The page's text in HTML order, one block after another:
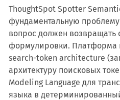
ThoughtSpot Spotter
фундаментальную
вопрос должен возвращать
формулировки. Платформа
search-token architecture
архитектуру поисковых
Modeling Language для
языка в